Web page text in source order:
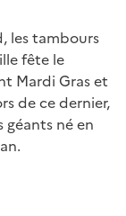
les tambours
fête le
Mardi Gras et
de ce dernier,
géants né en